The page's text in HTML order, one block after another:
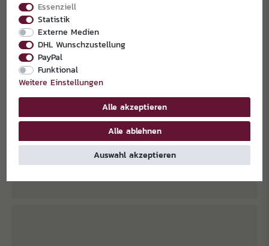
Essenziell
Statistik
Externe Medien
DHL Wunschzustellung
PayPal
Funktional
Weitere Einstellungen
Alle akzeptieren
Alle ablehnen
Auswahl akzeptieren